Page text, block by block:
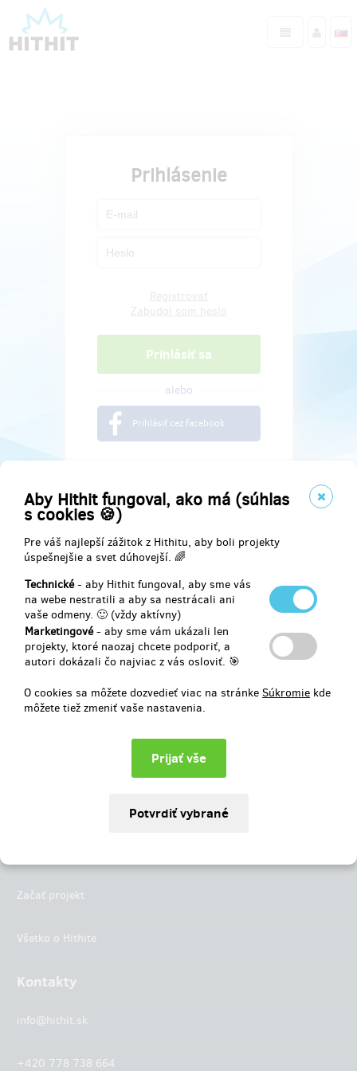
Aby Hithit fungoval, ako má (súhlas
s cookies 🍪)
Pre váš najlepší zážitok z Hithitu, aby boli projekty
úspešnejšie a svet dúhovejší. 🌈
Technické- aby Hithit fungoval, aby sme vás
na webe nestratili a aby sa nestrácali ani
vaše odmeny. 🙂 (vždy aktívny)
Marketingové- aby sme vám ukázali len
projekty, ktoré naozaj chcete podporiť, a
autori dokázali čo najviac z vás osloviť. 🎯
O cookies sa môžete dozvedieť viac na stránke Súkromie kde
môžete tiež zmeniť vaše nastavenia.
Prihlásenie
alebo
Prihlásiť cez facebook
Najdete nás na
Začať projekt
Všetko o Hithite
Kontakty
info@hithit.sk
+420 778 738 664